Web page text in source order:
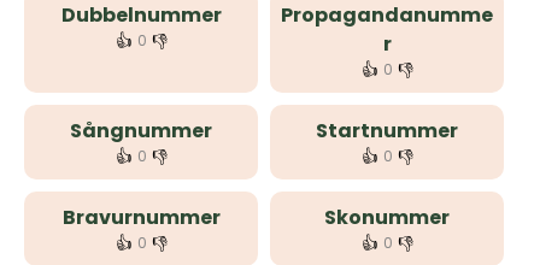
Dubbelnummer
👍 0 👎
Propagandanumme
r
👍 0 👎
Sångnummer
👍 0 👎
Startnummer
👍 0 👎
Bravurnummer
👍 0 👎
Skonummer
👍 0 👎